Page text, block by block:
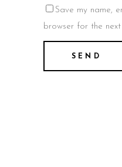
Save my name,
browser for the